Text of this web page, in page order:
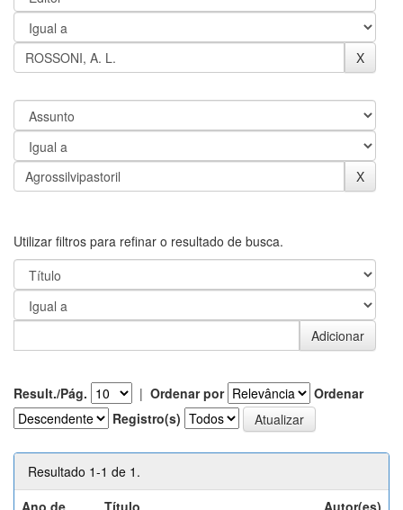
Utilizar filtros para refinar o resultado de busca.
Result./Pág. | Ordenar por
Ordenar
Registro(s)
Resultado 1-1 de 1.
Ano de
Título Autor(es)